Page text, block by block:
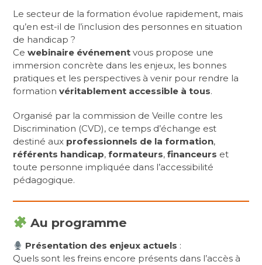
Le secteur de la formation évolue rapidement, mais
qu’en est-il de l’inclusion des personnes en situation
de handicap ?
Cewebinaire événement vous propose une
immersion concrète dans les enjeux, les bonnes
pratiques et les perspectives à venir pour rendre la
formationvéritablement accessible à tous.
Organisé par la commission de Veille contre les
Discrimination (CVD), ce temps d’échange est
destiné aux professionnels de la formation,
référents handicap,formateurs,financeurs et
toute personne impliquée dans l’accessibilité
pédagogique.
Au programme
Présentation des enjeux actuels :
Quels sont les freins encore présents dans l’accès à